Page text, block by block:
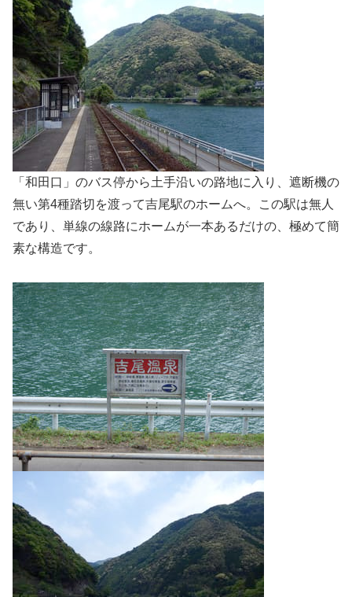
「和田口」のバス停から土手沿いの路地に入り、遮断機の
無い第4種踏切を渡って吉尾駅のホームへ。この駅は無人
であり、単線の線路にホームが一本あるだけの、極めて簡
素な構造です。